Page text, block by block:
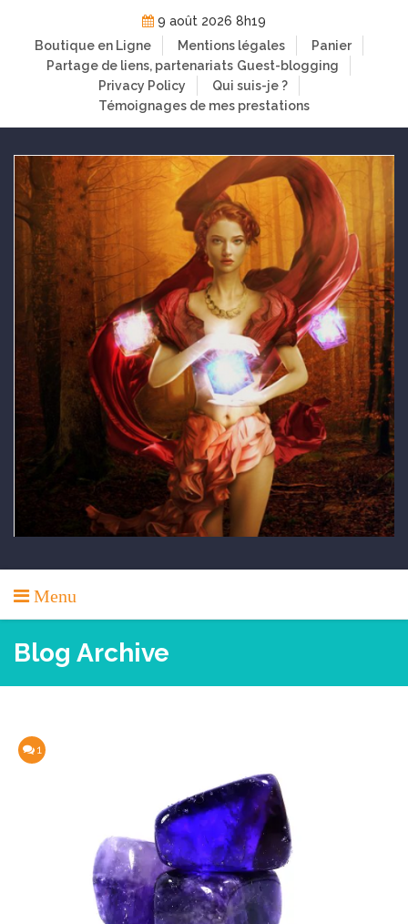
content
9 août 2026 8h19
Boutique en Ligne
Mentions légales
Panier
Partage de liens, partenariats Guest-blogging
Privacy Policy
Qui suis-je ?
Témoignages de mes prestations
Menu
Blog Archive
1